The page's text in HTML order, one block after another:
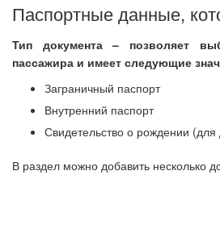
Паспортные данные,
Тип документа – позволяет
пассажира и имеет следующие
Заграничный паспорт
Внутренний паспорт
Свидетельство о рождении (для
В раздел можно добавить несколько